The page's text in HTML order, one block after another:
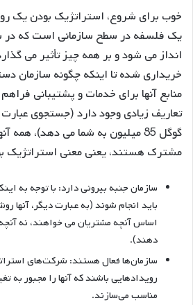
خوب برای شروع، استراتژیک بودن یک
یک فلسفه در سطح سازمانی است که در
انداز می شود و بر همه چیز تأثیر می
خریداری شده تا اینکه چگونه سازمان
منابع آنها برای خدمات و پشتیبانی
تعاریف زیادی وجود دارد (جستجوی
گوگل 85 میلیون به شما می دهد)، همه
مشترک هستند، یعنی معنی استراتژیک
سازمان جنبه بیرونی دارد: با توجه به
باید انجام شوند (به عبارت دیگر، آنها
اساس آنچه مشتریان می خواهند، نه
دهند).
سازمان‌ها فعال هستند: شرکت‌های
رویدادهایی باشند که آنها را مجبور به
مناسب می‌سازند.